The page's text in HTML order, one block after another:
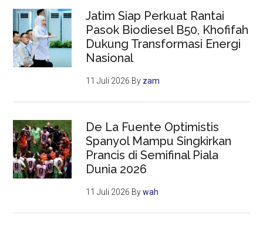
Jatim Siap Perkuat Rantai
Pasok Biodiesel B50, Khofifah
Dukung Transformasi Energi
Nasional
11 Juli 2026 By zam
De La Fuente Optimistis
Spanyol Mampu Singkirkan
Prancis di Semifinal Piala
Dunia 2026
11 Juli 2026 Bywah